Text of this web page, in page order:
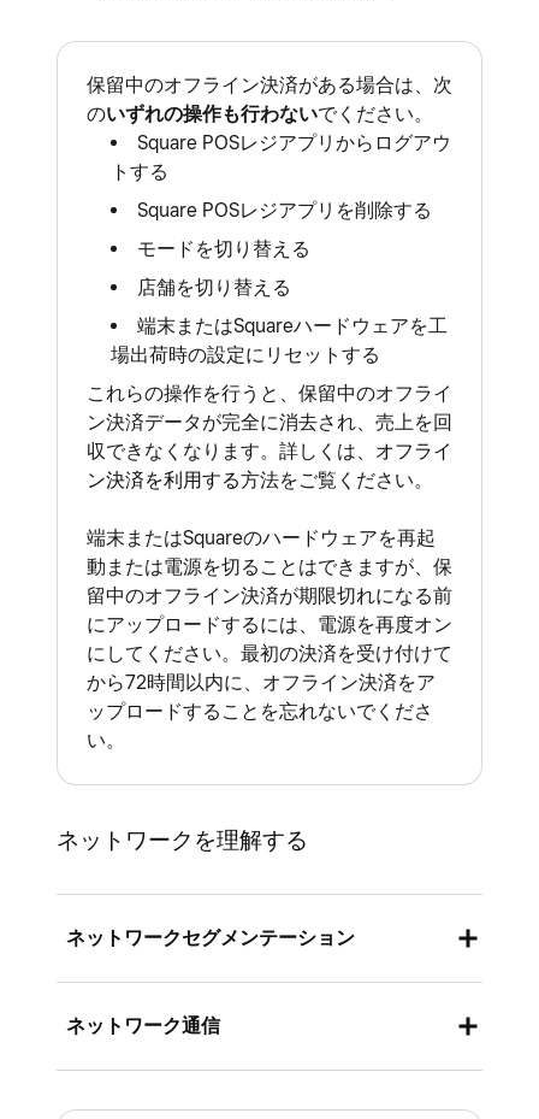
保留中のオフライン決済がある場合は、次
のいずれの操作も行わないでください。
Square POSレジアプリからログアウ
トする
Square POSレジアプリを削除する
モードを切り替える
店舗を切り替える
端末またはSquareハードウェアを工
場出荷時の設定にリセットする
これらの操作を行うと、保留中のオフライ
ン決済データが完全に消去され、売上を回
収できなくなります。詳しくは、 オフライ
ン決済を利用する方法をご覧ください。
端末またはSquareのハードウェアを再起
動または電源を切ることはできますが、保
留中のオフライン決済が期限切れになる前
にアップロードするには、電源を再度オン
にしてください。最初の決済を受け付けて
から72時間以内に、オフライン決済をア
ップロードすることを忘れないでくださ
い。
ネットワークを理解する
ネットワークセグメンテーション
VLANは仮想ローカルエリアネットワーク
ネットワーク通信
UDP、TCP、通信プロトコルは、ネットワ